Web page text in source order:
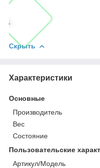
Скрыть
Характеристики
Основные
Производитель
Вес
Состояние
Пользовательские
Артикул/Модель